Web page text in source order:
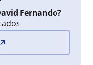
Fernando?